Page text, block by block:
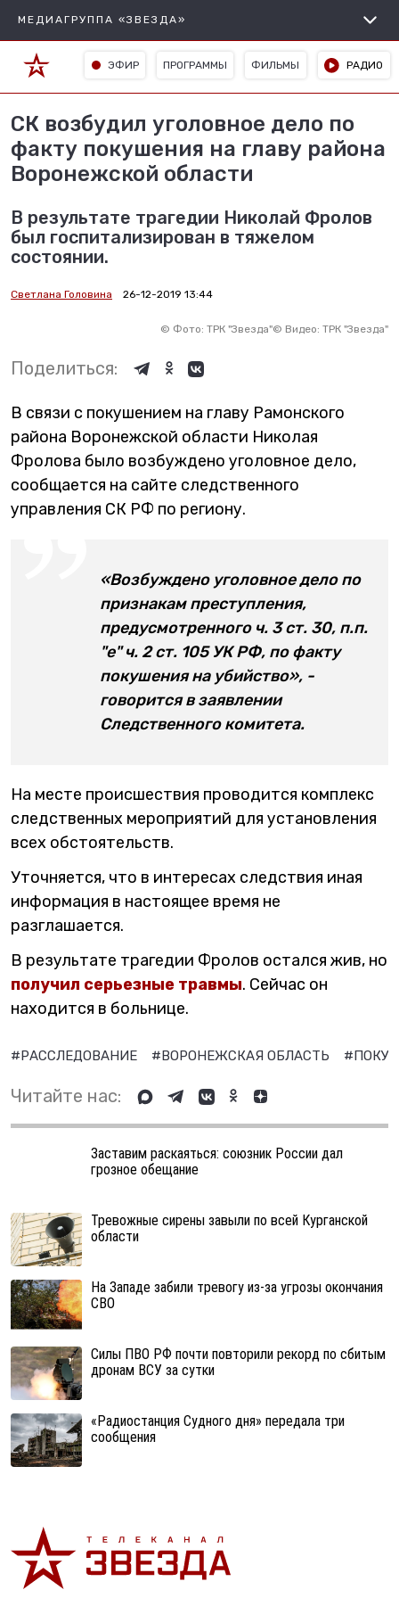
МЕДИАГРУППА «ЗВЕЗДА»
ЭФИР ПРОГРАММЫ ФИЛЬМЫ РАДИО
СК возбудил уголовное дело по
факту покушения на главу района
Воронежской области
В результате трагедии Николай Фролов
был госпитализирован в тяжелом
состоянии.
Светлана Головина 26-12-2019 13:44
© Фото: ТРК "Звезда"© Видео: ТРК "Звезда"
Поделиться:
В связи с покушением на главу Рамонского
района Воронежской области Николая
Фролова было возбуждено уголовное дело,
сообщается на сайте следственного
управления СК РФ по региону.
«Возбуждено уголовное дело по
признакам преступления,
предусмотренного ч. 3 ст. 30, п.п.
"е" ч. 2 ст. 105 УК РФ, по факту
покушения на убийство», -
говорится в заявлении
Следственного комитета.
На месте происшествия проводится комплекс
следственных мероприятий для установления
всех обстоятельств.
Уточняется, что в интересах следствия иная
информация в настоящее время не
разглашается.
В результате трагедии Фролов остался жив, но
получил серьезные травмы. Сейчас он
находится в больнице.
#РАССЛЕДОВАНИЕ #ВОРОНЕЖСКАЯ ОБЛАСТЬ
Читайте нас:
Заставим раскаяться: союзник России дал
грозное обещание
Тревожные сирены завыли по всей Курганской
области
На Западе забили тревогу из-за угрозы окончания
СВО
Cилы ПВО РФ почти повторили рекорд по сбитым
дронам ВСУ за сутки
«Радиостанция Судного дня» передала три
сообщения